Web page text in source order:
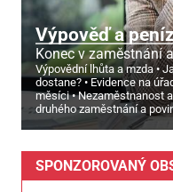
Výpověď a
Konec v zaměstnání
Výpovědní lhůta a mzda
dostane?
Evidence na
měsíci
Nezaměstnanost
druhého zaměstnání a
SPONZOROVANÝ